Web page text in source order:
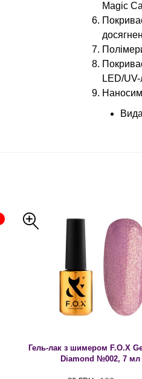
Magic
LED/
Гель-лак з шимером F.O.X
Diamond №002, 7 мл